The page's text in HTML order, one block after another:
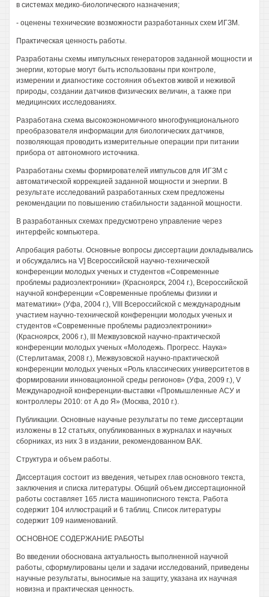
в системах медико-биологического назначения;
- оценены технические возможности разработанных схем ИГЗМ.
Практическая ценность работы.
Разработаны схемы импульсных генераторов заданной мощности и
энергии, которые могут быть использованы при контроле,
измерении и диагностике состояния объектов живой и неживой
природы, создании датчиков физических величин, а также при
медицинских исследованиях.
Разработана схема высокоэкономичного многофункционального
преобразователя информации для биологических датчиков,
позволяющая проводить измерительные операции при питании
прибора от автономного источника.
Разработаны схемы формирователей импульсов для ИГЗМ с
автоматической коррекцией заданной мощности и энергии. В
результате исследований разработанных схем предложены
рекомендации по повышению стабильности заданной мощности.
В разработанных схемах предусмотрено управление через
интерфейс компьютера.
Апробация работы. Основные вопросы диссертации докладывались
и обсуждались на V] Всероссийской научно-технической
конференции молодых ученых и студентов «Современные
проблемы радиоэлектроники» (Красноярск, 2004 г.), Всероссийской
научной конференции «Современные проблемы физики и
математики» (Уфа, 2004 г.), VIII Всероссийской с международным
участием научно-технической конференции молодых ученых и
студентов «Современные проблемы радиоэлектроники»
(Красноярск, 2006 г.), III Межвузовской научно-практической
конференции молодых ученых «Молодежь. Прогресс. Наука»
(Стерлитамак, 2008 г.), Межвузовской научно-практической
конференции молодых ученых «Роль классических университетов в
формировании инновационной среды регионов» (Уфа, 2009 г.), V
Международной конференции-выставки «Промышленные АСУ и
контроллеры 2010: от А до Я» (Москва, 2010 г.).
Публикации. Основные научные результаты по теме диссертации
изложены в 12 статьях, опубликованных в журналах и научных
сборниках, из них 3 в издании, рекомендованном ВАК.
Структура и объем работы.
Диссертация состоит из введения, четырех глав основного текста,
заключения и списка литературы. Общий объем диссертационной
работы составляет 165 листа машинописного текста. Работа
содержит 104 иллюстраций и 6 таблиц. Список литературы
содержит 109 наименований.
ОСНОВНОЕ СОДЕРЖАНИЕ РАБОТЫ
Во введении обоснована актуальность выполненной научной
работы, сформулированы цели и задачи исследований, приведены
научные результаты, выносимые на защиту, указана их научная
новизна и практическая ценность.